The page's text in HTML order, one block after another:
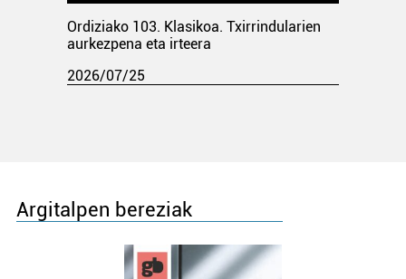
Ordiziako 103. Klasikoa. Txirrindularien
aurkezpena eta irteera
2026/07/25
Argitalpen bereziak